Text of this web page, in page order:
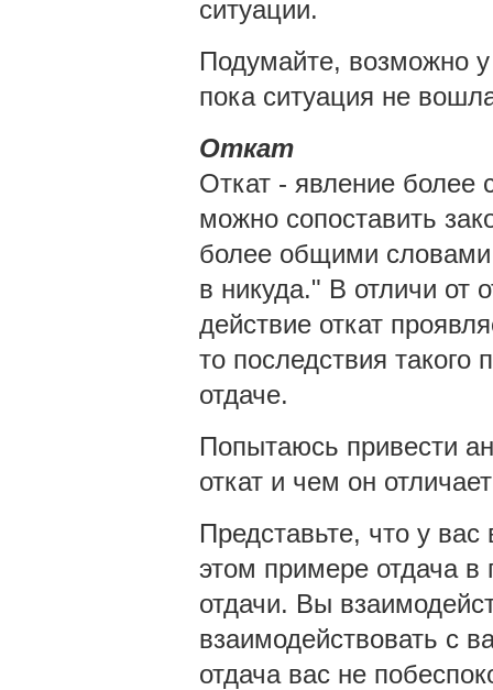
ситуации.
Подумайте, возможно
пока ситуация не
Откат
Откат - явление более
можно сопоставить
более общими
в никуда." В отличи от
действие откат
то последствия такого
отдаче.
Попытаюсь привести
откат и чем он
Представьте, что у
этом примере отдача в
отдачи. Вы
взаимодействовать с
отдача вас не